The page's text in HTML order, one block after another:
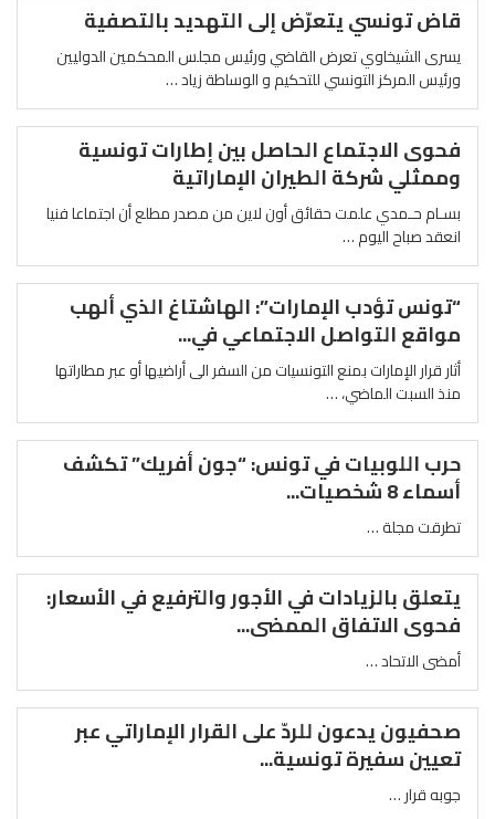
قاض تونسي يتعرّض إلى التهديد بالتصفية
يسرى الشيخاوي تعرض القاضي ورئيس مجلس المحكمين الدوليين
ورئيس المركز التونسي للتحكيم و الوساطة زياد …
فحوى الاجتماع الحاصل بين إطارات تونسية
وممثلي شركة الطيران الإماراتية
بسـام حـمدي علمت حقائق أون لاين من مصدر مطلع أن اجتماعا فنيا
انعقد صباح اليوم …
“تونس تؤدب الإمارات”: الهاشتاغ الذي ألهب
مواقع التواصل الاجتماعي في...
أثار قرار الإمارات بمنع التونسيات من السفر الى أراضيها أو عبر مطاراتها
منذ السبت الماضي، …
حرب اللوبيات في تونس: “جون أفريك” تكشف
أسماء 8 شخصيات...
تطرقت مجلة …
يتعلق بالزيادات في الأجور والترفيع في الأسعار:
فحوى الاتفاق الممضى...
أمضى الاتحاد …
صحفيون يدعون للردّ على القرار الإماراتي عبر
تعيين سفيرة تونسية...
جوبه قرار …